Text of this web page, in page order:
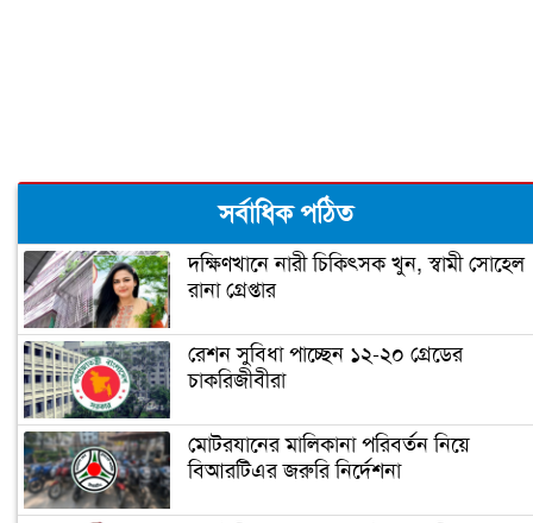
সর্বাধিক পঠিত
দক্ষিণখানে নারী চিকিৎসক খুন, স্বামী সোহেল
রানা গ্রেপ্তার
রেশন সুবিধা পাচ্ছেন ১২-২০ গ্রেডের
চাকরিজীবীরা
মোটরযানের মালিকানা পরিবর্তন নিয়ে
বিআরটিএর জরুরি নির্দেশনা